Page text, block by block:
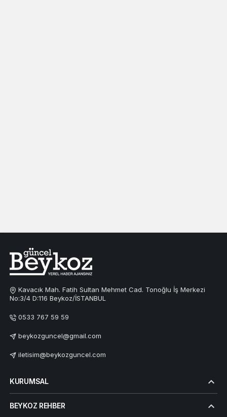
Kavacık Mah. Fatih Sultan Mehmet Cad. Tonoğlu İş Merkezi
No:3/4 D:116 Beykoz/İSTANBUL
0533 767 59 59
beykozguncel@gmail.com
iletisim@beykozguncel.com
KURUMSAL
BEYKOZ REHBER